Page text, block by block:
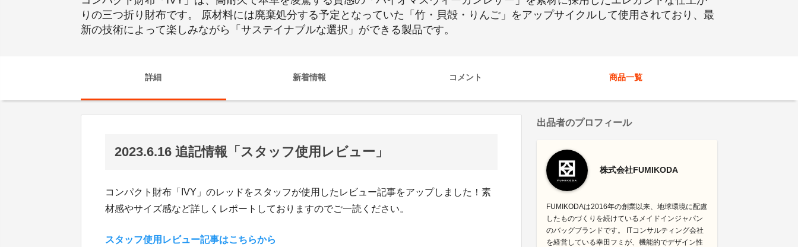
りの三つ折り財布です。 原材料には廃棄処分する予定となっていた「竹・貝殻・りんご」をアップサイクルして使用されており、最
新の技術によって楽しみながら「サステイナブルな選択」ができる製品です。
詳細 新着情報 コメント 商品一覧
2023.6.16 追記情報「スタッフ使用レビュー」
コンパクト財布「IVY」のレッドをスタッフが使用したレビュー記事をアップしました！素
材感やサイズ感など詳しくレポートしておりますのでご一読ください。
スタッフ使用レビュー記事はこちらから
出品者のプロフィール
株式会社FUMIKODA
FUMIKODAは2016年の創業以来、地球環境に配慮
したものづくりを続けているメイドインジャパン
のバッグブランドです。 ITコンサルティング会社
を経営している幸田フミが、機能的でデザイン性